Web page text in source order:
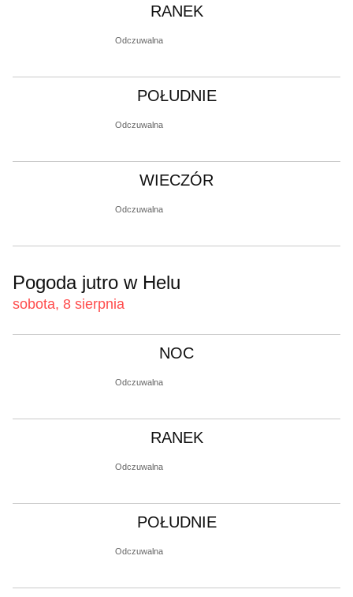
RANEK
Odczuwalna
POŁUDNIE
Odczuwalna
WIECZÓR
Odczuwalna
Pogoda jutro w Helu
sobota, 8 sierpnia
NOC
Odczuwalna
RANEK
Odczuwalna
POŁUDNIE
Odczuwalna